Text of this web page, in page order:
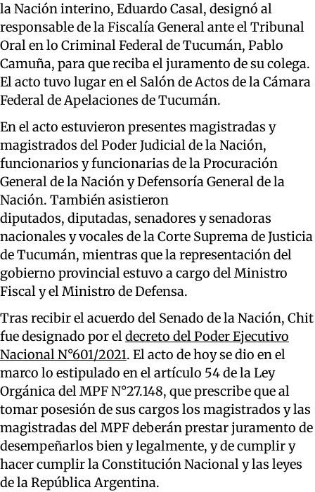
la Nación interino, Eduardo Casal, designó al
responsable de la Fiscalía General ante el Tribunal
Oral en lo Criminal Federal de Tucumán, Pablo
Camuña, para que reciba el juramento de su colega.
El acto tuvo lugar en el Salón de Actos de la Cámara
Federal de Apelaciones de Tucumán.
En el acto estuvieron presentes magistradas y
magistrados del Poder Judicial de la Nación,
funcionarios y funcionarias de la Procuración
General de la Nación y Defensoría General de la
Nación. También asistieron
diputados, diputadas, senadores y senadoras
nacionales y vocales de la Corte Suprema de Justicia
de Tucumán, mientras que la representación del
gobierno provincial estuvo a cargo del Ministro
Fiscal y el Ministro de Defensa.
Tras recibir el acuerdo del Senado de la Nación, Chit
fue designado por eldecreto del Poder Ejecutivo
Nacional N°601/2021. El acto de hoy se dio en el
marco lo estipulado en el artículo 54 de la Ley
Orgánica del MPF N°27.148, que prescribe que al
tomar posesión de sus cargos los magistrados y las
magistradas del MPF deberán prestar juramento de
desempeñarlos bien y legalmente, y de cumplir y
hacer cumplir la Constitución Nacional y las leyes
de la República Argentina.